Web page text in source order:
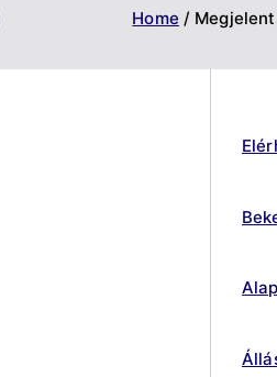
Home